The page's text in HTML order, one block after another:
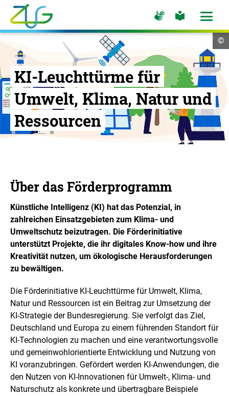
Zum
Hauptinhalt
springen
Logo
Umwelt
Gesellschaft
-
Zur
Startseite
Zur
Seite
Gebärdensprache
Zur
Seite
leichte
Menü
KI-Leuchttürme für
Umwelt, Klima, Natur und
Ressourcen
©
Über das Förderprogramm
Künstliche Intelligenz (KI) hat das Potenzial, in
zahlreichen Einsatzgebieten zum Klima- und
Umweltschutz beizutragen. Die Förderinitiative
unterstützt Projekte, die ihr digitales Know-how und ihre
Kreativität nutzen, um ökologische Herausforderungen
zu bewältigen.
Die Förderinitiative KI-Leuchttürme für Umwelt, Klima,
Natur und Ressourcen ist ein Beitrag zur Umsetzung der
KI-Strategie der Bundesregierung. Sie verfolgt das Ziel,
Deutschland und Europa zu einem führenden Standort für
KI-Technologien zu machen und eine verantwortungsvolle
und gemeinwohlorientierte Entwicklung und Nutzung von
KI voranzubringen. Gefördert werden KI-Anwendungen, die
den Nutzen von KI-Innovationen für Umwelt-, Klima- und
Naturschutz als konkrete und übertragbare Beispiele